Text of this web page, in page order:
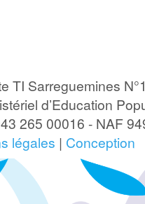
TI Sarreguemines
d’Education
265 00016 - NAF
légales | Conception